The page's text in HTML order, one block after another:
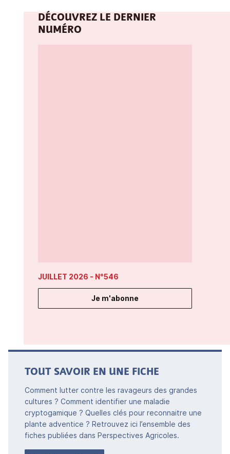
DÉCOUVREZ LE DERNIER
NUMÉRO
JUILLET 2026 - N°546
Je m'abonne
TOUT SAVOIR EN UNE FICHE
Comment lutter contre les ravageurs des grandes
cultures ? Comment identifier une maladie
cryptogamique ? Quelles clés pour reconnaitre une
plante adventice ? Retrouvez ici l’ensemble des
fiches publiées dans Perspectives Agricoles.